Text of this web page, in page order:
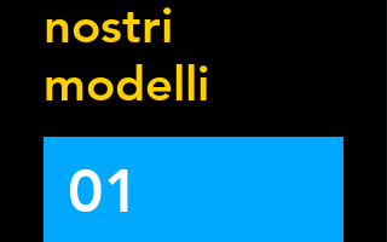
dell'immobile e
dell'impianto e dagli
artigiani che operano
in cantiere .
nostri
modelli
01